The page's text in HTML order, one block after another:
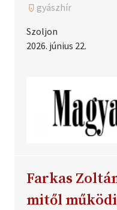
gyászhír
Szoljon
2026. június 22.
Farkas
mitől